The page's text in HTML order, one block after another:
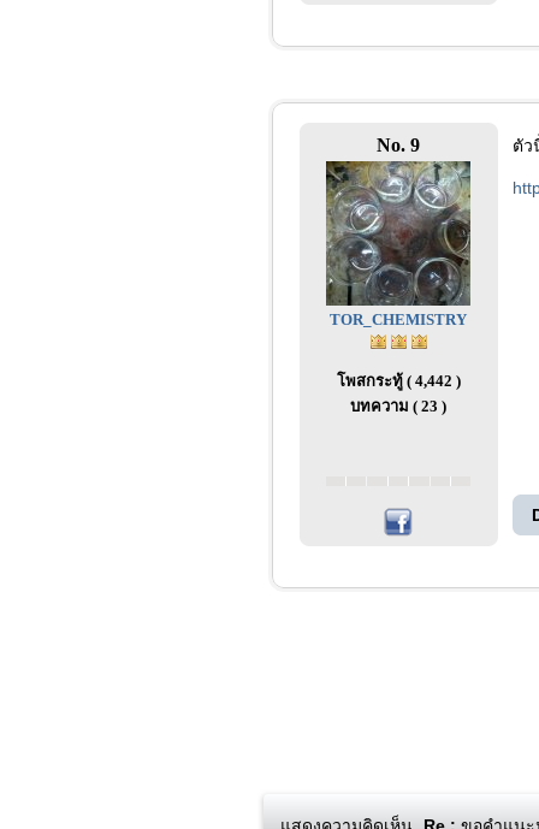
No. 9
TOR_CHEMISTRY
โพสกระทู้ ( 4,442 )
บทความ ( 23 )
ตัว